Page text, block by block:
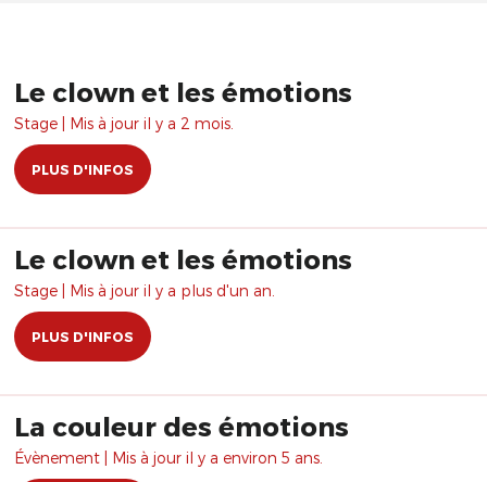
Le clown et les émotions
Stage | Mis à jour il y a 2 mois.
PLUS D'INFOS
Le clown et les émotions
Stage | Mis à jour il y a plus d'un an.
PLUS D'INFOS
La couleur des émotions
Évènement | Mis à jour il y a environ 5 ans.